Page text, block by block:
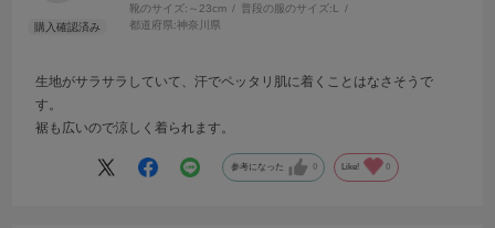
靴のサイズ: ～23cm 普段の服のサイズ:L
都道府県:神奈川県
生地がサラサラしていて、汗でペッタリ肌に着くことはなさそうで
す。
裾も広いので涼しく着られます。
参考になった 0 Like! 0